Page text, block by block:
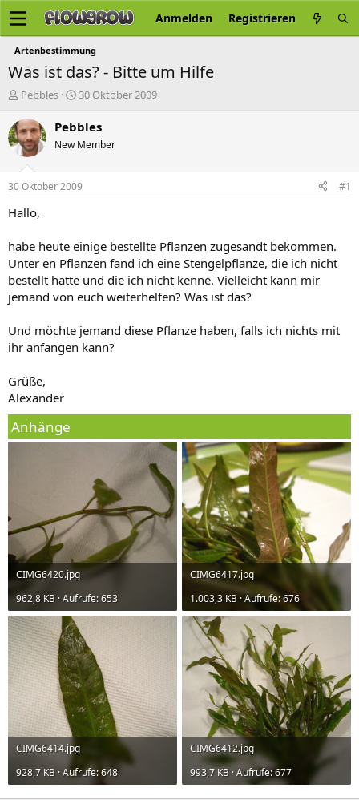
Anmelden Registrieren
Artenbestimmung
Was ist das? - Bitte um Hilfe
E
s
t
e
e
r
Pebbles
E
s
e
l
t
30 Oktober 2009
Pebbles
New Member
30 Oktober 2009 #1
Hallo,
habe heute einige bestellte Pflanzen zugesandt bekommen.
Unter en Pflanzen fand ich eine Stengelpflanze, die ich nicht
bestellt hatte und die ich nicht kenne. Vielleicht kann mir
jemand von euch weiterhelfen? Was ist das?
Und möchte jemand diese Pflanze haben, falls ich nichts mit
ihr anfangen kann?
Grüße,
Alexander
Anhänge
CIMG6420.jpg
962,8 KB · Aufrufe: 653
CIMG6417.jpg
1.003,3 KB · Aufrufe: 676
CIMG6414.jpg
928,7 KB · Aufrufe: 648
CIMG6412.jpg
993,7 KB · Aufrufe: 677